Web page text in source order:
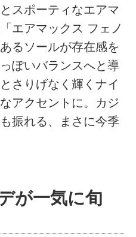
スポーティなエアマ
エアマックス フェノ
るソールが存在感を
ぽいバランスへと導
さりげなく輝くナイ
アクセントに。カジ
振れる、まさに今季
が一気に旬